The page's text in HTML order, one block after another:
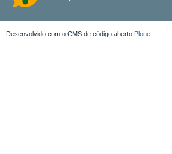
Desenvolvido com o CMS de código aberto Plone